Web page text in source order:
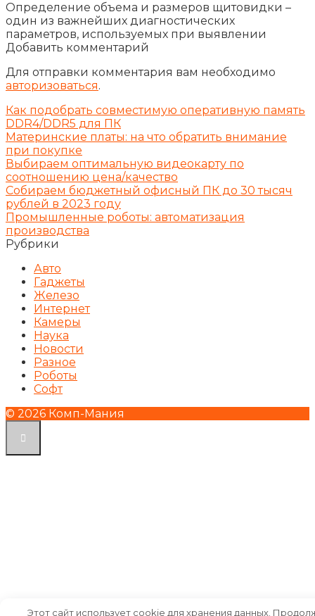
Определение объема и размеров щитовидки –
один из важнейших диагностических
параметров, используемых при выявлении
Добавить комментарий
Для отправки комментария вам необходимо
авторизоваться.
Как подобрать совместимую оперативную память
DDR4/DDR5 для ПК
Материнские платы: на что обратить внимание
при покупке
Выбираем оптимальную видеокарту по
соотношению цена/качество
Собираем бюджетный офисный ПК до 30 тысяч
рублей в 2023 году
Промышленные роботы: автоматизация
производства
Рубрики
Авто
Гаджеты
Железо
Интернет
Камеры
Наука
Новости
Разное
Роботы
Софт
© 2026 Комп-Мания
Этот сайт использует cookie для хранения данных.